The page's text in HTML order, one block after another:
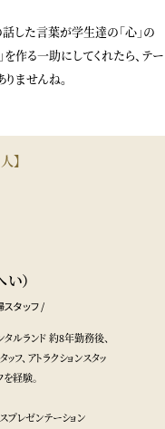
した言葉が学生達の「心」の
作る一助にしてくれたら、テー
ませんね。
】
）
タッフ /
ルランド 約8年勤務後、
フ、アトラクションスタッ
を経験。
プレゼンテーション